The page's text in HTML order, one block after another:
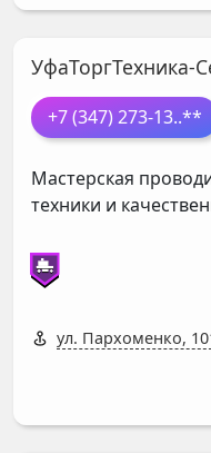
УфаТоргТехника-
+7 (347) 273-13..**
Мастерская
техники и
ул. Пархоменко,